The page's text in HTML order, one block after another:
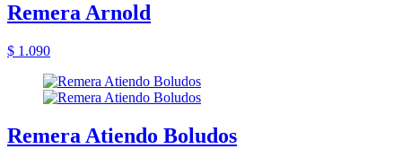
Remera Arnold
$ 1.090
Remera Atiendo Boludos